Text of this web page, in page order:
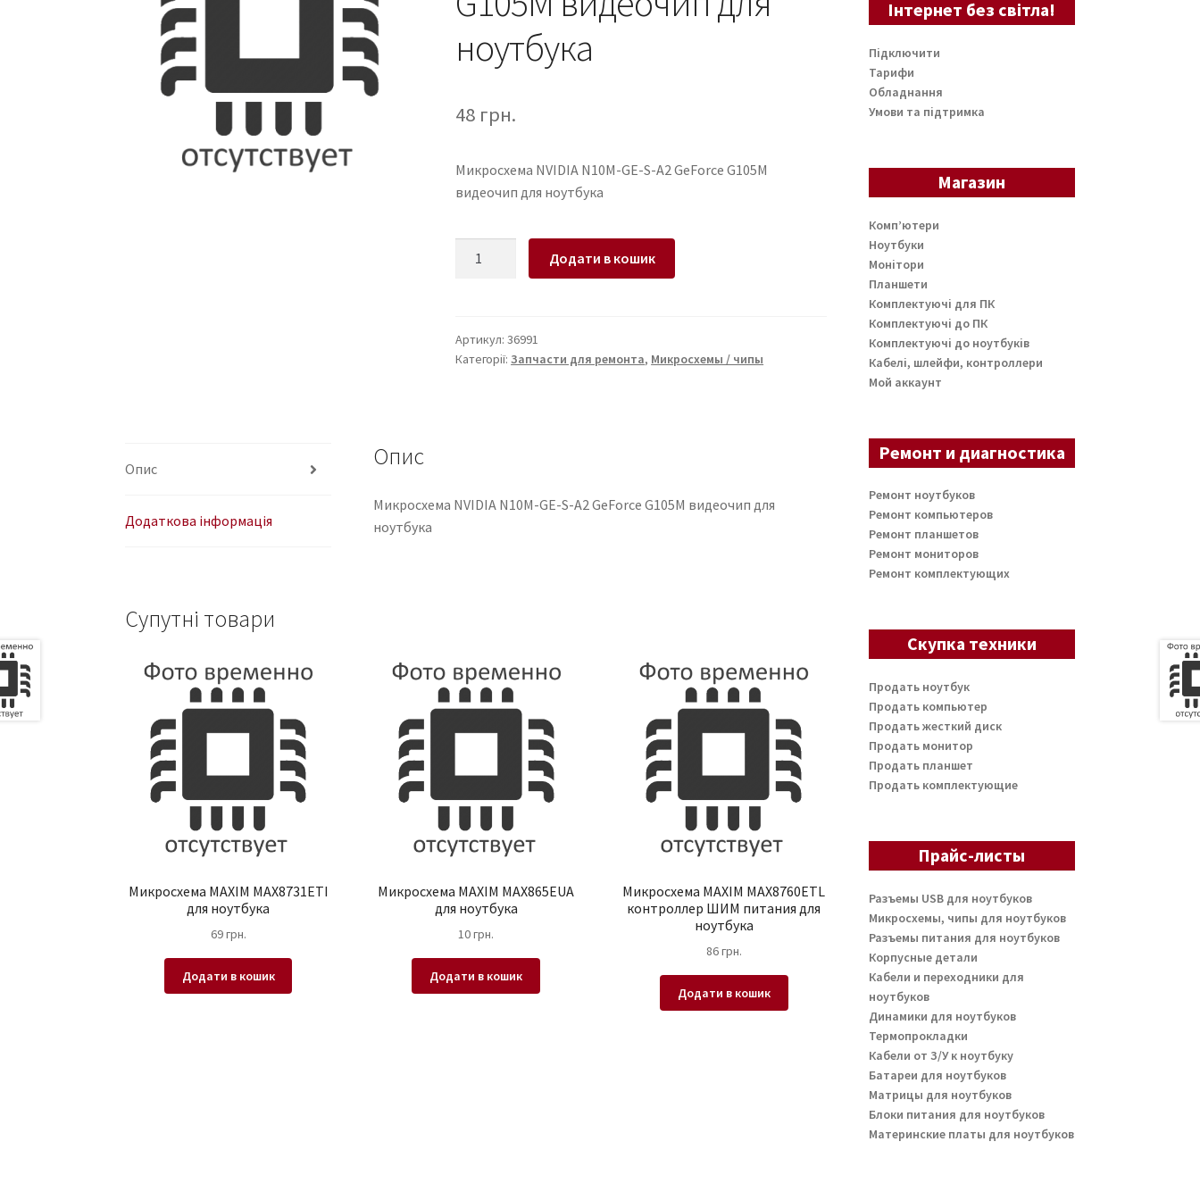
ноутбука
48 грн.
Микросхема NVIDIA N10M-GE-S-A2 GeForce G105M
видеочип для ноутбука
S-
A2
Додати в кошик
Артикул:36991
Категорії:Запчасти для ремонта, Микросхемы / чипы
Опис
Додаткова інформація
Опис
Микросхема NVIDIA N10M-GE-S-A2 GeForce G105M видеочип для
ноутбука
Супутні товари
Микросхема MAXIM MAX8731ETI
для ноутбука
69грн.
Додати в кошик
Микросхема MAXIM MAX865EUA
для ноутбука
10грн.
Додати в кошик
Микросхема MAXIM MAX8760ETL
контроллер ШИМ питания для
ноутбука
86грн.
Додати в кошик
Інтернет без світла!
Підключити
Тарифи
Обладнання
Умови та підтримка
Магазин
Комп’ютери
Ноутбуки
Монітори
Планшети
Комплектуючі для ПК
Комплектуючі до ПК
Комплектуючі до ноутбуків
Кабелі, шлейфи, контроллери
Мой аккаунт
Ремонт и диагностика
Ремонт ноутбуков
Ремонт компьютеров
Ремонт планшетов
Ремонт мониторов
Ремонт комплектующих
Скупка техники
Продать ноутбук
Продать компьютер
Продать жесткий диск
Продать монитор
Продать планшет
Продать комплектующие
Прайс-листы
Разъемы USB для ноутбуков
Микросхемы, чипы для ноутбуков
Разъемы питания для ноутбуков
Корпусные детали
Кабели и переходники для
ноутбуков
Динамики для ноутбуков
Термопрокладки
Кабели от З/У к ноутбуку
Батареи для ноутбуков
Матрицы для ноутбуков
Блоки питания для ноутбуков
Материнские платы для ноутбуков